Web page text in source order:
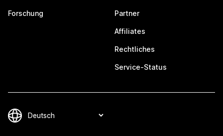
Forschung Partner
Affiliates
Rechtliches
Service-Status